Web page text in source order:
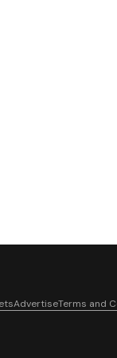
AdvertiseTerms and